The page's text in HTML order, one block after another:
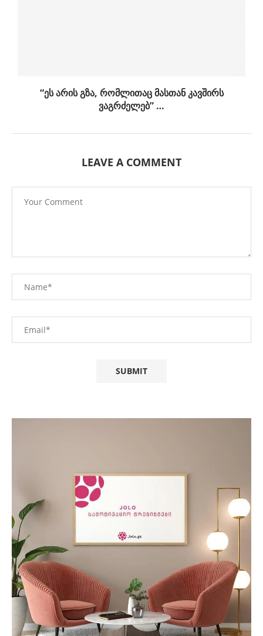
“ეს არის გზა, რომლითაც მასთან კავშირს
ვაგრძელებ” …
LEAVE A COMMENT